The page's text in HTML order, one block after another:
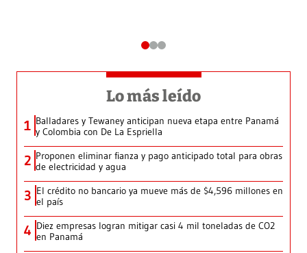
Lo más leído
1 Balladares y Tewaney anticipan nueva etapa entre Panamá
y Colombia con De La Espriella
2 Proponen eliminar fianza y pago anticipado total para obras
de electricidad y agua
3 El crédito no bancario ya mueve más de $4,596 millones en
el país
4 Diez empresas logran mitigar casi 4 mil toneladas de CO2
en Panamá